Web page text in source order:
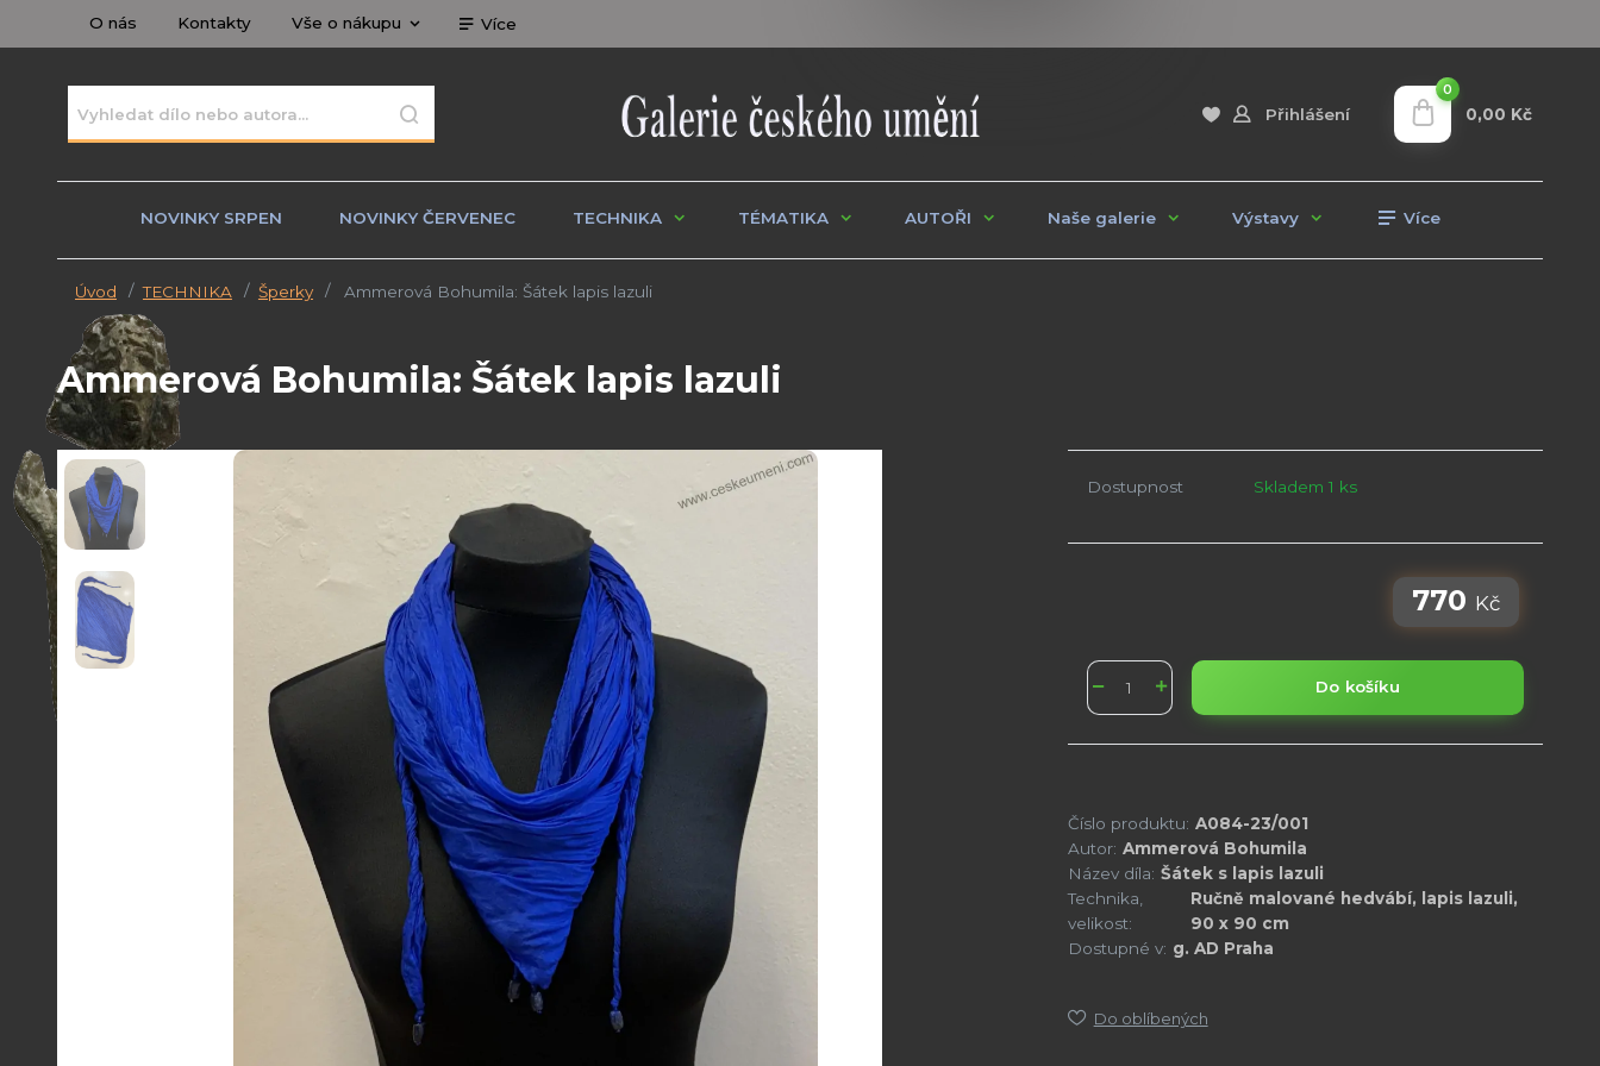
O nás Kontakty Vše o nákupu Více
Přihlášení
0
0,00 Kč
NOVINKY SRPEN NOVINKY ČERVENEC TECHNIKA TÉMATIKA AUTOŘI Naše galerie Výstavy Více
Úvod TECHNIKA Šperky Ammerová Bohumila: Šátek lapis lazuli
Ammerová Bohumila: Šátek lapis lazuli
Dostupnost Skladem 1 ks
770 Kč
Do košíku
Číslo produktu: A084-23/001
Autor: Ammerová Bohumila
Název díla: Šátek s lapis lazuli
Technika,
velikost:
Ručně malované hedvábí, lapis lazuli,
90 x 90 cm
Dostupné v: g. AD Praha
Do oblíbených